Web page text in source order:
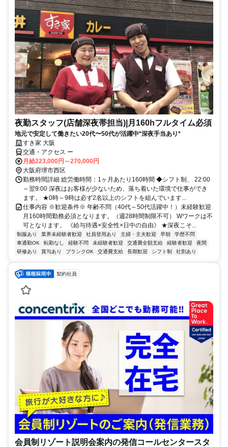
夜勤スタッフ(店舗深夜帯担当)|月160hフルタイム必須
地元で安定して働きたい20代〜50代が活躍中*深夜手当あり*
すき家 大阪
交通・アクセス ー
月給223,000円～270,000円
大阪府堺市西区
勤務時間詳細 総労働時間：1ヶ月あたり160時間 ◆シフト制、 22:00
～翌9:00 深夜はお客様が少ないため、落ち着いた環境で仕事ができ
ます。 ★0時～9時は必ず2名以上のシフトを組んでいます...
仕事内容 ※歓迎条件※ 年齢不問（40代～50代活躍中！）未経験歓迎
月160時間勤務必須となります。（週28時間制限不可） Wワークは不
可となります。 《給与待遇×安全性×日中の自由》 ★深夜こそ...
制服あり 業界未経験者歓迎 社員登用あり 主婦・主夫歓迎 早朝
学歴不問
車通勤OK
転勤なし 経験不問 未経験者歓迎 交通費全額支給 経験者歓迎
夜間
研修あり
賞与あり ブランクOK 交通費支給 長期歓迎 シフト制 社割あり
契約社員
会員制リゾート説明会案内の発信コールセンタースタ